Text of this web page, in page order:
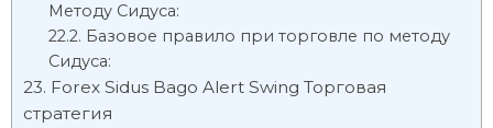
Методу Сидуса:
Базовое правило при торговле по методу
Сидуса:
Forex Sidus Bago Alert Swing Торговая
стратегия